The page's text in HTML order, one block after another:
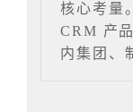
核心考量
CRM 产
内集团、